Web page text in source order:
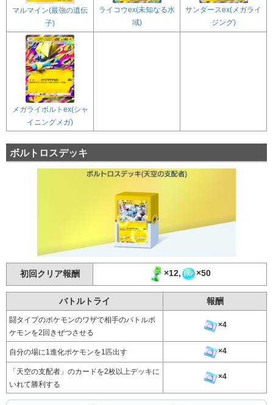
マルマイン(最強の遺伝
子)
ライコウex(未知なる水
域)
サンダースex(メガライ
ジング)
メガライボルトex(シャ
イニングメガ)
ボルトロスデッキ
初回クリア報酬 ×12, ×50
バトルトライ 報酬
闘タイプのポケモンのワザで相手のバトルポ
ケモンを2回きぜつさせる
×4
自分の場に1進化ポケモンを1匹出す ×4
「天空の支配者」のカードを2枚以上デッキに
いれて勝利する
×4